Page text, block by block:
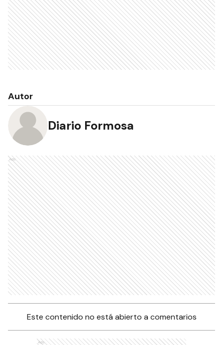
Autor
Diario Formosa
Ads
Este contenido no está abierto a comentarios
Ads